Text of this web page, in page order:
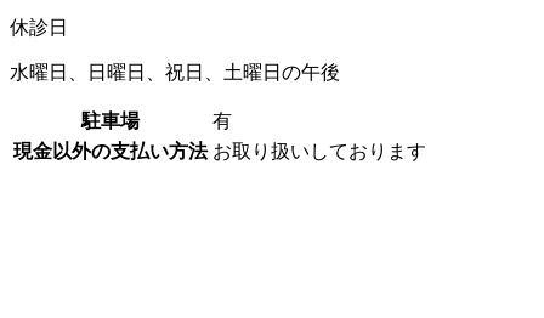
休診日
水曜日、日曜日、祝日、土曜日の午後
駐車場
有
現金以外の支払い方法 お取り扱いしております